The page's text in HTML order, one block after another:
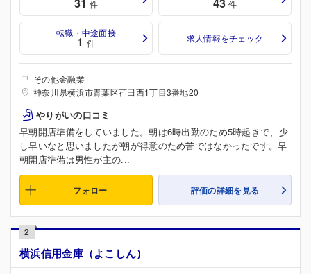
件 件
転職・中途面接
1 件 求人情報をチェック
その他金融業
神奈川県横浜市青葉区荏田西1丁目3番地20
やりがいの口コミ
早朝開店準備をしていました。朝は6時出勤のため5時起きで、少
し早いなと思いましたが朝が得意のため苦ではなかったです。早
朝開店準備は男性が主の...
フォロー 評価の詳細を見る
2
横浜信用金庫（よこしん）